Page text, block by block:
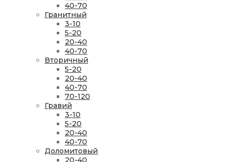
40-70
Гранитный
3-10
5-20
20-40
40-70
Вторичный
5-20
20-40
40-70
70-120
Гравий
3-10
5-20
20-40
40-70
Доломитовый
20-40